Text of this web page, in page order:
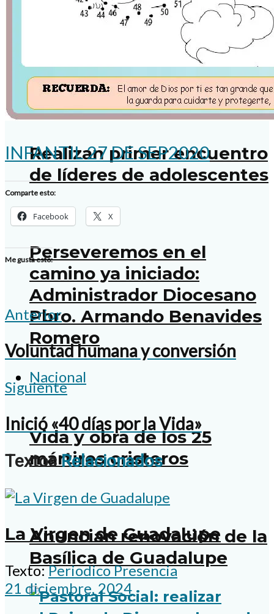
Tendrán sacerdotes
jornada de formación
Realizan primer encuentro
de líderes de adolescentes
Perseveremos en el
camino ya iniciado:
Administrador Diocesano
Pbro. Armando Benavides
Romero
Nacional
Vida y obra de los 25
mártires cristeros
Anuncian renovación de la
Basílica de Guadalupe
INFANTIL 27 DE SEP2020
Comparte esto:
Facebook X
Me gusta esto:
Anterior
Voluntad humana y conversión
Siguiente
Inició «40 días por la Vida»
TextosRelacionados
La Virgen de Guadalupe
Texto:Periodico Presencia
21 diciembre, 2024